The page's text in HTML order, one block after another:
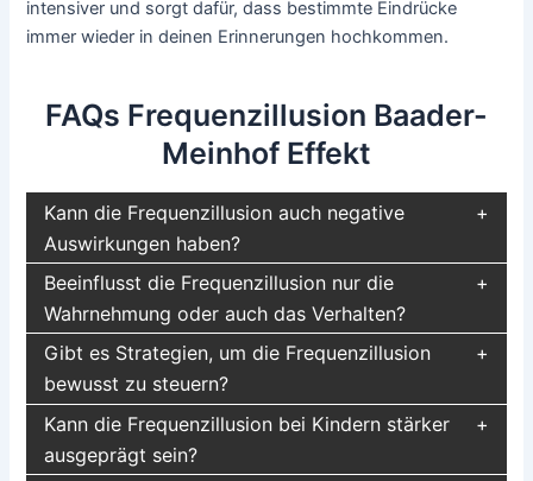
intensiver und sorgt dafür, dass bestimmte Eindrücke
immer wieder in deinen Erinnerungen hochkommen.
FAQs Frequenzillusion Baader-
Meinhof Effekt
Kann die Frequenzillusion auch negative
Auswirkungen haben?
Beeinflusst die Frequenzillusion nur die
Wahrnehmung oder auch das Verhalten?
Gibt es Strategien, um die Frequenzillusion
bewusst zu steuern?
Kann die Frequenzillusion bei Kindern stärker
ausgeprägt sein?